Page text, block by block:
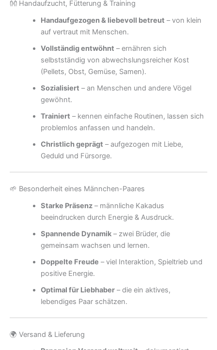
👐 Handaufzucht, Fütterung & Training
Handaufgezogen & liebevoll betreut – von klein
auf vertraut mit Menschen.
Vollständig entwöhnt – ernähren sich
selbstständig von abwechslungsreicher Kost
(Pellets, Obst, Gemüse, Samen).
Sozialisiert – an Menschen und andere Vögel
gewöhnt.
Trainiert – kennen einfache Routinen, lassen sich
problemlos anfassen und handeln.
Christlich geprägt – aufgezogen mit Liebe,
Geduld und Fürsorge.
🌱 Besonderheit eines Männchen-Paares
Starke Präsenz– männliche Kakadus
beeindrucken durch Energie & Ausdruck.
Spannende Dynamik– zwei Brüder, die
gemeinsam wachsen und lernen.
Doppelte Freude – viel Interaktion, Spieltrieb und
positive Energie.
Optimal für Liebhaber– die ein aktives,
lebendiges Paar schätzen.
🌍 Versand & Lieferung